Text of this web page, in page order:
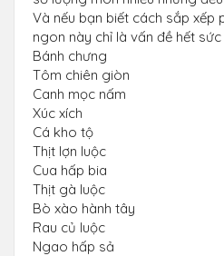
Và nếu bạn biết cách sắp xếp
ngon này chỉ là vấn đề hết
Bánh chưng
Tôm chiên giòn
Canh mọc nấm
Xúc xích
Cá kho tộ
Thịt lợn luộc
Cua hấp bia
Thịt gà luộc
Bò xào hành tây
Rau củ luộc
Ngao hấp sả